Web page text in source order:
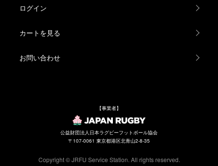
九州高校選抜女子セブンズ大会
第10回全国女子選手権大会、
第25回全国高校選抜大会
クロスボーダーラグビー2024
ワイルドナイツ、チーフスを撃破！
ＮＴＴジャパンラグビー リーグワン2023‐24
クライマックスへ、熱戦続く
ログイン
カートを見る
お問い合わせ
【事業者】
公益財団法人日本ラグビーフットボール協会
〒107-0061 東京都港区北青山2-8-35
Copyright © JRFU Service Station. All rights reserved.